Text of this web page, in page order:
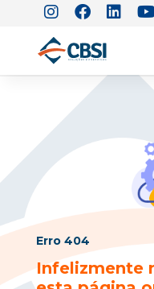
Erro 404
Infelizmente